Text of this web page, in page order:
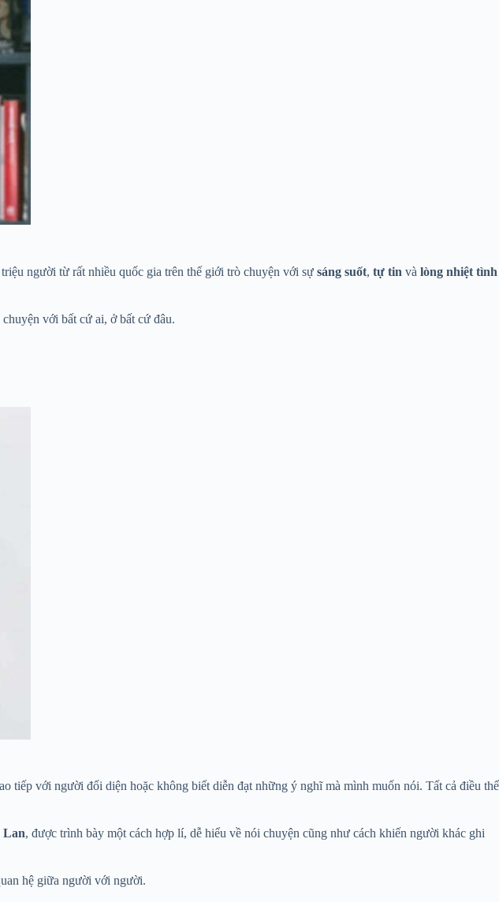
người từ rất nhiều quốc gia trên thế giới trò chuyện với sự sáng suốt, tự tin và lòng nhiệt tình
với bất cứ ai, ở bất cứ đâu.
tiếp với người đối diện hoặc không biết diễn đạt những ý nghĩ mà mình muốn nói. Tất cả điều thể
Lan, được trình bày một cách hợp lí, dễ hiểu về nói chuyện cũng như cách khiến người khác ghi
hệ giữa người với người.